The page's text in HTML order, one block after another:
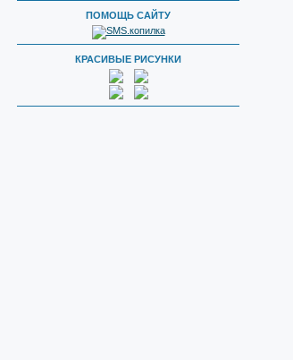
ПОМОЩЬ САЙТУ
КРАСИВЫЕ РИСУНКИ